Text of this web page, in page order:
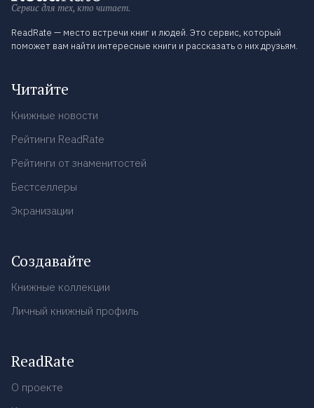
Сервис для тех, кто читает.
ReadRate — место встречи книг и людей. Это сервис, который
поможет вам найти интересные книги и рассказать о них друзьям.
Читайте
Книжные новости
Рейтинги ReadRate
Рейтинги от знаменитостей
Бестселлеры
Экранизации
Создавайте
Книжные коллекции
Личный книжный профиль
ReadRate
О проекте